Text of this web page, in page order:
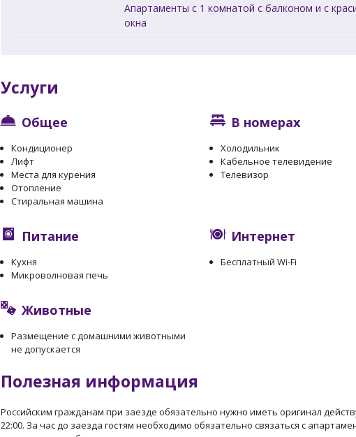
Апартаменты c 1 комнатой с балконом и с
окна
Услуги
Общее
Кондиционер
Лифт
Места для курения
Отопление
Стиральная машина
В номерах
Холодильник
Кабельное телевидение
Телевизор
Питание
Кухня
Микроволновая печь
Интернет
Бесплатный Wi-Fi
Животные
Размещение с домашними животными
не допускается
Полезная информация
Российским гражданам при заезде обязательно нужно иметь оригинал
22:00. За час до заезда гостям необходимо обязательно связаться с